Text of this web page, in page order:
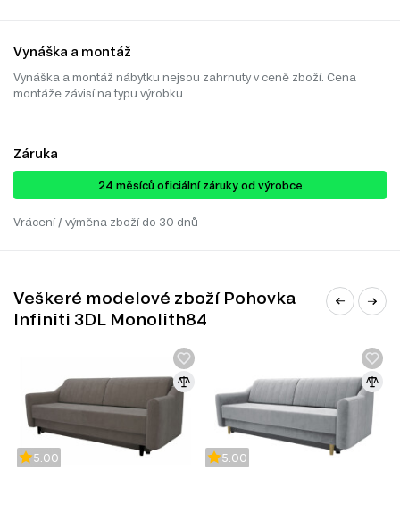
Vynáška a montáž
Vynáška a montáž nábytku nejsou zahrnuty v ceně zboží. Cena
montáže závisí na typu výrobku.
Záruka
24 ​​​​měsíců oficiální záruky od výrobce
Vrácení / výměna zboží do 30 dnů
Veškeré modelové zboží Pohovka
Infiniti 3DL Monolith84
5.00 5.00